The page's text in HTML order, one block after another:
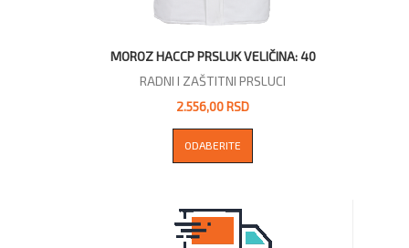
MOROZ HACCP PRSLUK VELIČINA: 40
RADNI I ZAŠTITNI PRSLUCI
2.556,00 RSD
ODABERITE